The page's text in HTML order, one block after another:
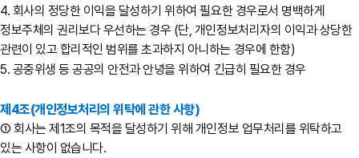
4. 회사의 정당한 이익을 달성하기 위하여 필요한 경우로서 명백하게
정보주체의 권리보다 우선하는 경우 (단, 개인정보처리자의 이익과 상당한
관련이 있고 합리적인 범위를 초과하지 아니하는 경우에 한함)
5. 공중위생 등 공공의 안전과 안녕을 위하여 긴급히 필요한 경우
제4조(개인정보처리의 위탁에 관한 사항)
① 회사는 제1조의 목적을 달성하기 위해 개인정보 업무처리를 위탁하고
있는 사항이 없습니다.